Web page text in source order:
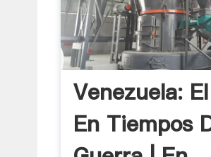
Venezuela:
En Tiempos